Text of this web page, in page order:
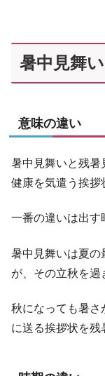
暑中見舞
意味の違い
暑中見舞いと残暑
健康を気遣う挨拶
一番の違いは出す
暑中見舞いは夏の
が、その立秋を過
秋になっても暑さ
に送る挨拶状を残